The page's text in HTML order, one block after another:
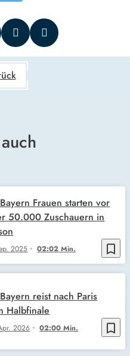
bookmark_border
2025 02:02 Min.
Frauen starten vor
50.000 Zuschauern in
bookmark_border
2026 02:00 Min.
reist nach Paris
Halbfinale